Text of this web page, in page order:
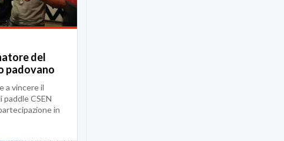
del
padovano
a vincere il
CSEN
in